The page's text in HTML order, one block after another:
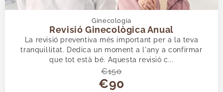
Ginecologia
Revisió Ginecològica Anual
La revisió preventiva més important per a la teva
tranquil·litat. Dedica un moment a l'any a confirmar
que tot està bé. Aquesta revisió c...
€150
€90